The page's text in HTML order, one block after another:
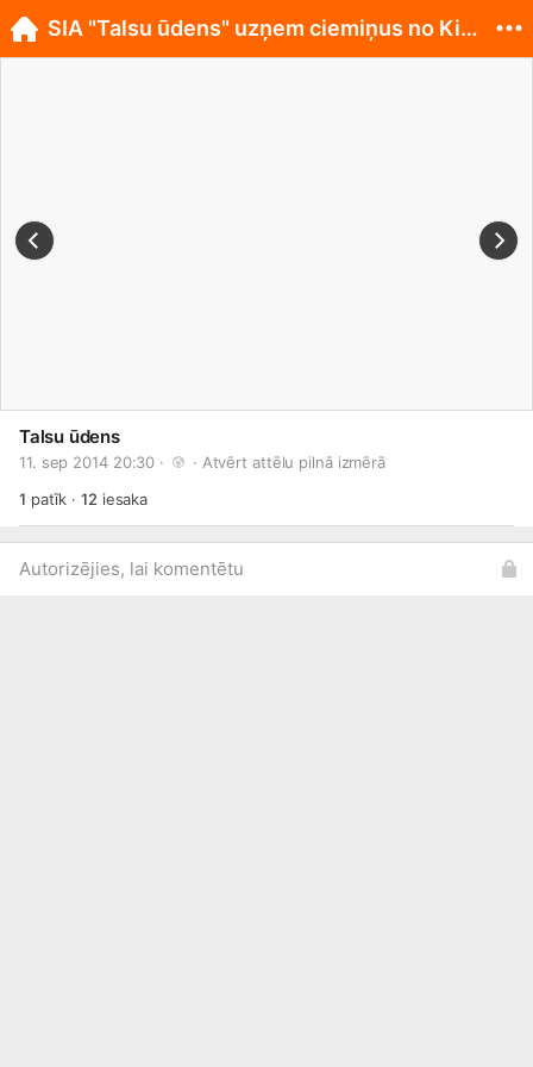
Talsu ūdens
11. sep 2014 20:30 · · Atvērt attēlu pilnā izmērā
1 patīk ·12 iesaka
Autorizējies, lai komentētu
SIA "Talsu ūdens" uzņem ciemiņus no Kirgizstānas